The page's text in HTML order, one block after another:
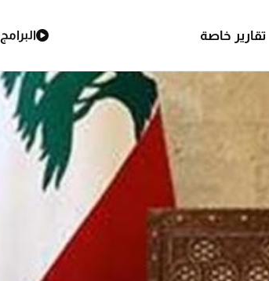
تقارير خاصة البرامج